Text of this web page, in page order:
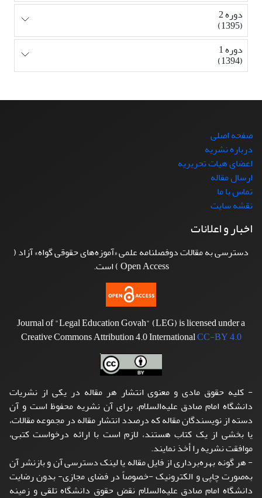
دوره 2
(1395)
دوره 1
(1394)
صفحه اصلی
درباره نشریه
اعضای هیات تحریریه
ارسال مقاله
تماس با ما
نقشه سایت
اخبار و اعلانات
دسترسی به مقالات دوفصلنامه علمی «آموزه‌های حقوقی گواه» آزاد (
Open Access ) است.
Journal of "Legal Education Govah" (LEG) is licensed under a
Creative Commons Attribution 4.0 InternationalCC-BY 4.0
- کلیه حقوق مادی و معنوی انتشار هر مقاله در یکی از نشریات
دانشگاه امام صادق علیه‌السلام، برای آن نشریه محفوظ است و آن
دسته از نویسندگان مقاله که درصدد انتشار مقاله در مجموعه مقالات،
یا بخشی از یک کتاب هستند، لازم است با ارائه درخواست کتبی،
موافقت نشریه را أخذ نمایند.
- هر گونه بهره‌برداری از فایل مقاله یا لینک دسترسی آن و بازنشر آن
به‌صورت چاپی و الکترونیک -خصوصاً در فضای مجازی- بدون رضایت
دانشگاه امام صادق علیه‌السلام نقض حقوق دانشگاه تلقی و زمینه